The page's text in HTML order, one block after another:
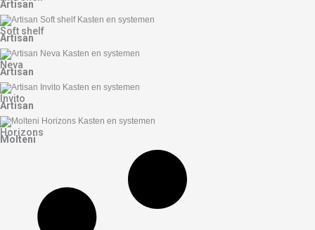
Artisan
Soft shelf
Artisan
Neva
Artisan
Invito
Artisan
Horizons
Molteni